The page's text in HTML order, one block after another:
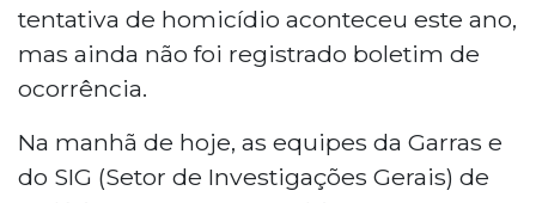
tentativa de homicídio aconteceu este ano,
mas ainda não foi registrado boletim de
ocorrência.
Na manhã de hoje, as equipes da Garras e
do SIG (Setor de Investigações Gerais) de